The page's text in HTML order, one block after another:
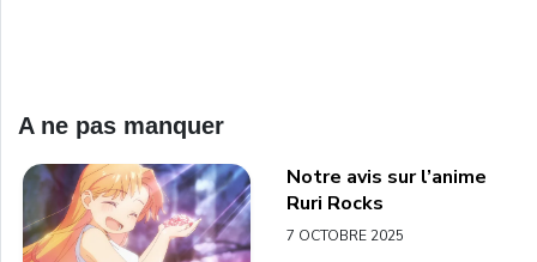
A ne pas manquer
Notre avis sur l’anime
Ruri Rocks
7 OCTOBRE 2025